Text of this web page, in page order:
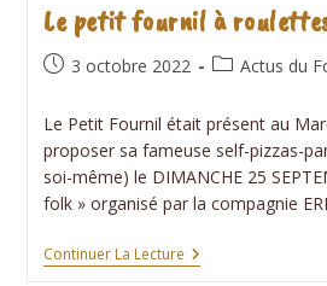
Le petit fournil à
Publication
3 octobre 2022
PostActus du
Le Petit Fournil était présent au
proposer sa fameuse self-pizzas-
soi-même) le DIMANCHE 25
folk » organisé par la compagnie
Continuer La LectureLe
Petit